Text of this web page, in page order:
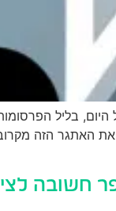
בליל
את האתגר הזה
חשובה